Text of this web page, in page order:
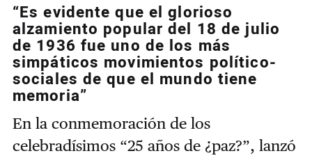
“Es evidente que el glorioso
alzamiento popular del 18 de julio
de 1936 fue uno de los más
simpáticos movimientos político-
sociales de que el mundo tiene
memoria”
En la conmemoración de los
celebradísimos “25 años de ¿paz?”, lanzó